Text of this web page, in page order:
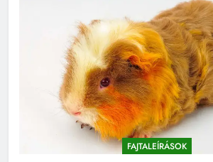
FAJTALEÍRÁSOK